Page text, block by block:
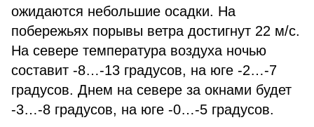
ожидаются небольшие осадки. На
побережьях порывы ветра достигнут 22 м/с.
На севере температура воздуха ночью
составит -8…-13 градусов, на юге -2…-7
градусов. Днем на севере за окнами будет
-3…-8 градусов, на юге -0…-5 градусов.